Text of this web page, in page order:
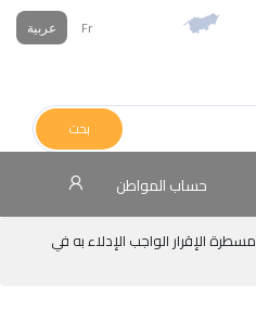
Fr عربية
بحث
حساب المواطن
مسطرة الإقرار الواجب الإدلاء به في